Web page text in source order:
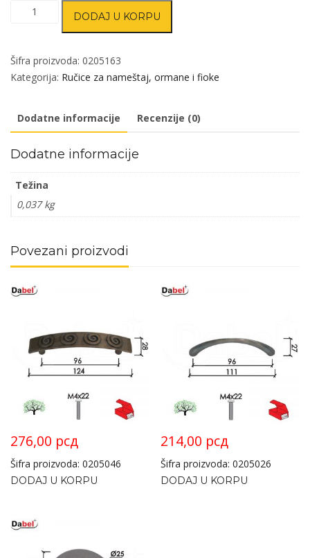
Dugme
D45
Crna
DBP1
DODAJ U KORPU
Šifra proizvoda: 0205163
Kategorija: Ručice za nameštaj, ormane i fioke
Dodatne informacije Recenzije (0)
Dodatne informacije
Težina
0,037 kg
Povezani proizvodi
276,00 рсд
Šifra proizvoda: 0205046
DODAJ U KORPU
214,00 рсд
Šifra proizvoda: 0205026
DODAJ U KORPU